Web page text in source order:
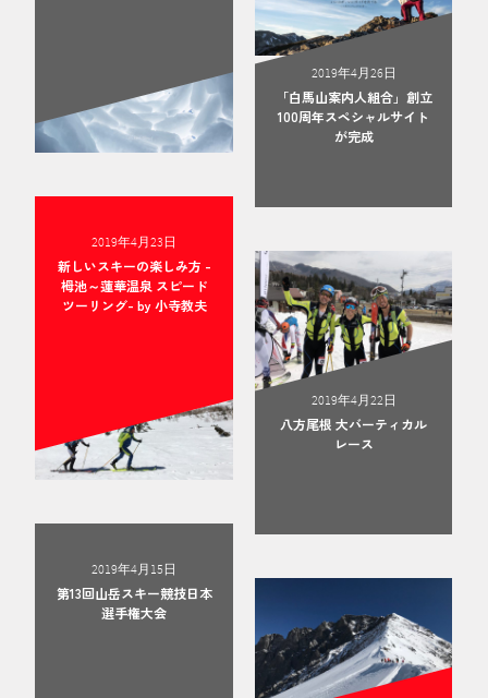
2019年4月26日
「白馬山案内人組合」創立
100周年スペシャルサイト
が完成
2019年4月23日
新しいスキーの楽しみ方 -
栂池～蓮華温泉 スピード
ツーリング- by 小寺教夫
2019年4月22日
八方尾根 大バーティカル
レース
2019年4月15日
第13回山岳スキー競技日本
選手権大会